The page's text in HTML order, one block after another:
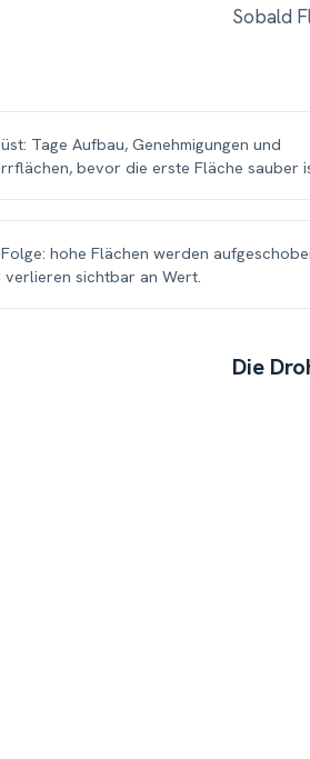
Sobald
Tage Aufbau, Genehmigungen und
bevor die erste Fläche sauber
hohe Flächen werden
verlieren sichtbar an Wert.
Die